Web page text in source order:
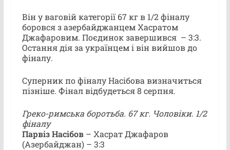
Він у ваговій категорії 67 кг в 1/2 фіналу
боровся з азербайджанцем Хасратом
Джафаровим. Поєдинок завершився – 3:3.
Остання дія за українцем і він вийшов до
фіналу.
Суперник по фіналу Насібова визначиться
пізніше. Фінал відбудеться 8 серпня.
Греко-римська боротьба. 67 кг. Чоловіки. 1/2
фіналу
Парвіз Насібов– Хасрат Джафаров
(Азербайджан) – 3:3